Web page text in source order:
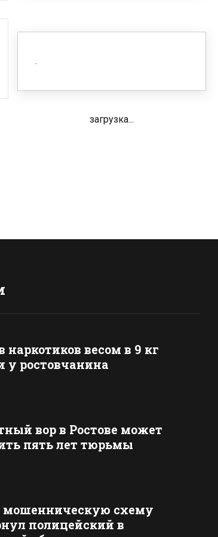
загрузка...
наркотиков весом в 9 кг
у ростовчанина
вор в Ростове может
пять лет тюрьмы
схему
полицейский в